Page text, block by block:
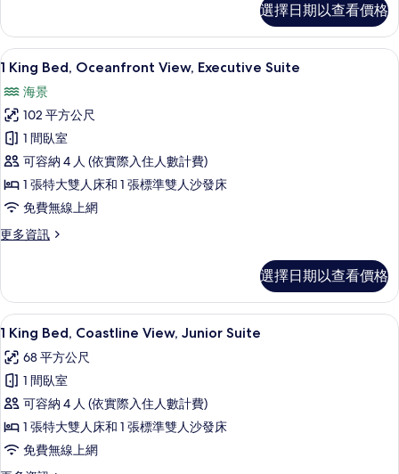
Room)
的
所
有
相
片
景
(Guest
Room)
的
詳
大
雙
人
床,
可
使
用
俱
樂
部
海
景
的
所
有
相
片
部
客
房,
張
加
大
雙
人
床,
可
使
俱
酒
廊,
海
景
的
詳
情
選擇日期以查看價格
顯
1
King
Bed,
Oceanfront
View,
Executive
Suite
的
有
相
片
46-吋平面電視、有線頻道、電視、付
6
1 King Bed, Oceanfront View, Executive Suite
海景
102 平方公尺
1 間臥室
可容納 4 人 (依實際入住人數計費)
1 張特大雙人床和 1 張標準雙人沙發床
免費無線上網
更多資訊
更
Bed,
Oceanfront
View,
Executive
Suite
的
情
選擇日期以查看價格
顯
示
1
King
Bed,
Coastline
View,
1 King Bed, Coastline View, Junior
4
1 King Bed, Coastline View, Junior Suite
68 平方公尺
1 間臥室
可容納 4 人 (依實際入住人數計費)
1 張特大雙人床和 1 張標準雙人沙發床
免費無線上網